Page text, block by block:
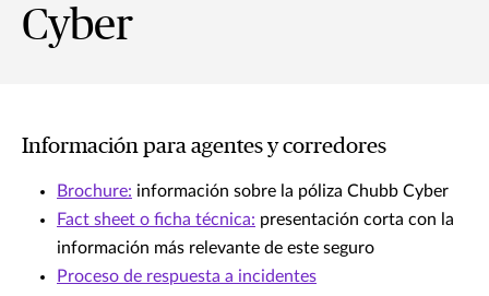
Cyber
Información para agentes y corredores
Brochure: información sobre la póliza Chubb Cyber
Fact sheet o ficha técnica: presentación corta con la
información más relevante de este seguro
Proceso de respuesta a incidentes